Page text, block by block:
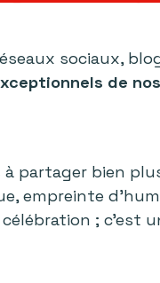
sociaux,
de
partager bien
empreinte
; c'est